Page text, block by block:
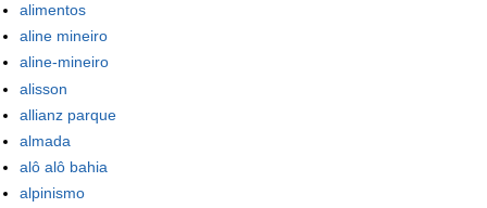
alimentos
aline mineiro
aline-mineiro
alisson
allianz parque
almada
alô alô bahia
alpinismo